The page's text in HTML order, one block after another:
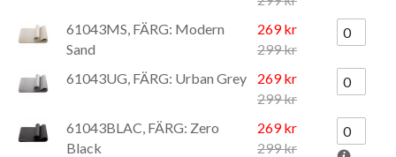
61043MS, FÄRG: Modern
Sand
269 kr
299 kr
61043UG, FÄRG: Urban Grey
269 kr
299 kr
61043BLAC, FÄRG: Zero
Black
269 kr
299 kr